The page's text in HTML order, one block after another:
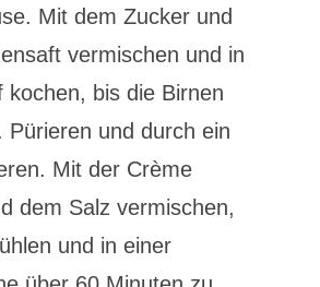
Mit dem Zucker und
vermischen und in
kochen, bis die Birnen
Pürieren und durch ein
Mit der Crème
dem Salz vermischen,
und in einer